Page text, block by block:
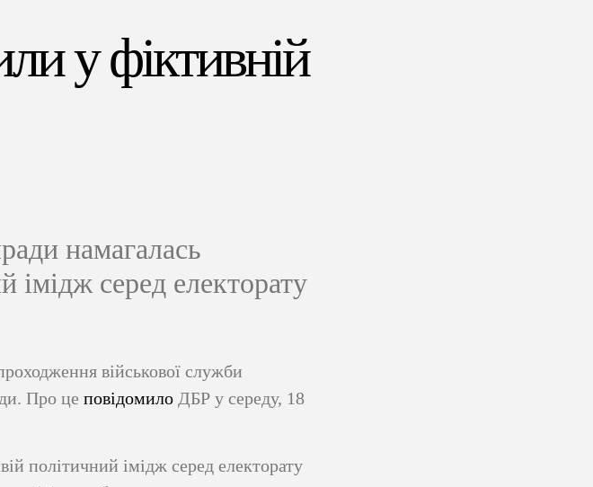
у фіктивній
намагалась
імідж серед електорату
військової служби
Про цеповідомило ДБР у середу, 18
політичний імідж серед електорату